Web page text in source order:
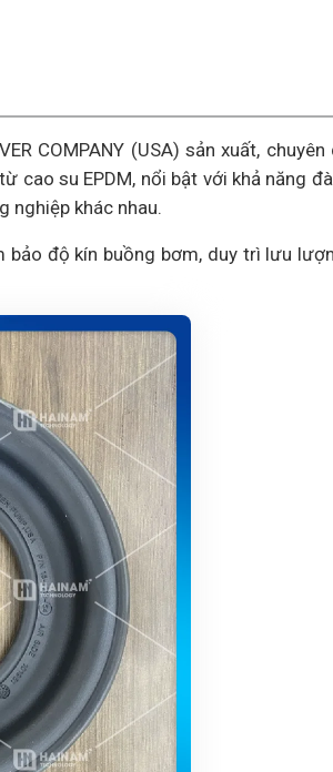
COMPANY (USA) sản xuất, chuyên
cao su EPDM, nổi bật với khả năng
nghiệp khác nhau.
bảo độ kín buồng bơm, duy trì lưu